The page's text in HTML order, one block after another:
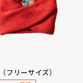
フリーサイズ）